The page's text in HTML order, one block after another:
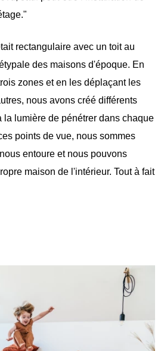
rectangulaire avec un toit au
des maisons d'époque. En
zones et en les déplaçant les
nous avons créé différents
la lumière de pénétrer dans chaque
points de vue, nous sommes
entoure et nous pouvons
maison de l'intérieur. Tout à fait